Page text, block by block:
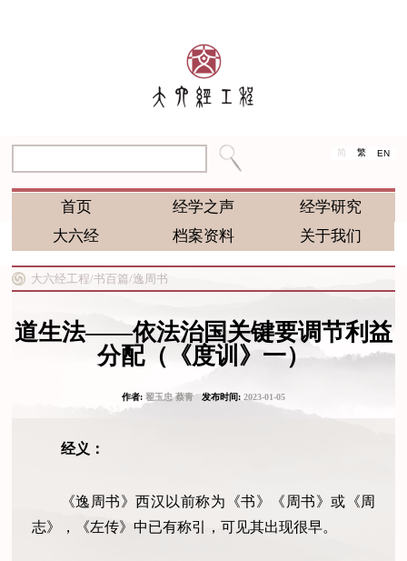
简 繁 EN
首页 经学之声
经学研究
大六经
档案资料 关于我们
大六经工程/书百篇/逸周书
道生法——依法治国关键要调节利益
分配（《度训》一）
作者: 翟玉忠 蔡青发布时间: 2023-01-05
经义：
《逸周书》西汉以前称为《书》《周书》或《周
志》，《左传》中已有称引，可见其出现很早。